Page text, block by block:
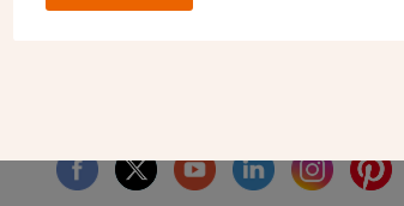
facebook twitter youtube linkedin instagram